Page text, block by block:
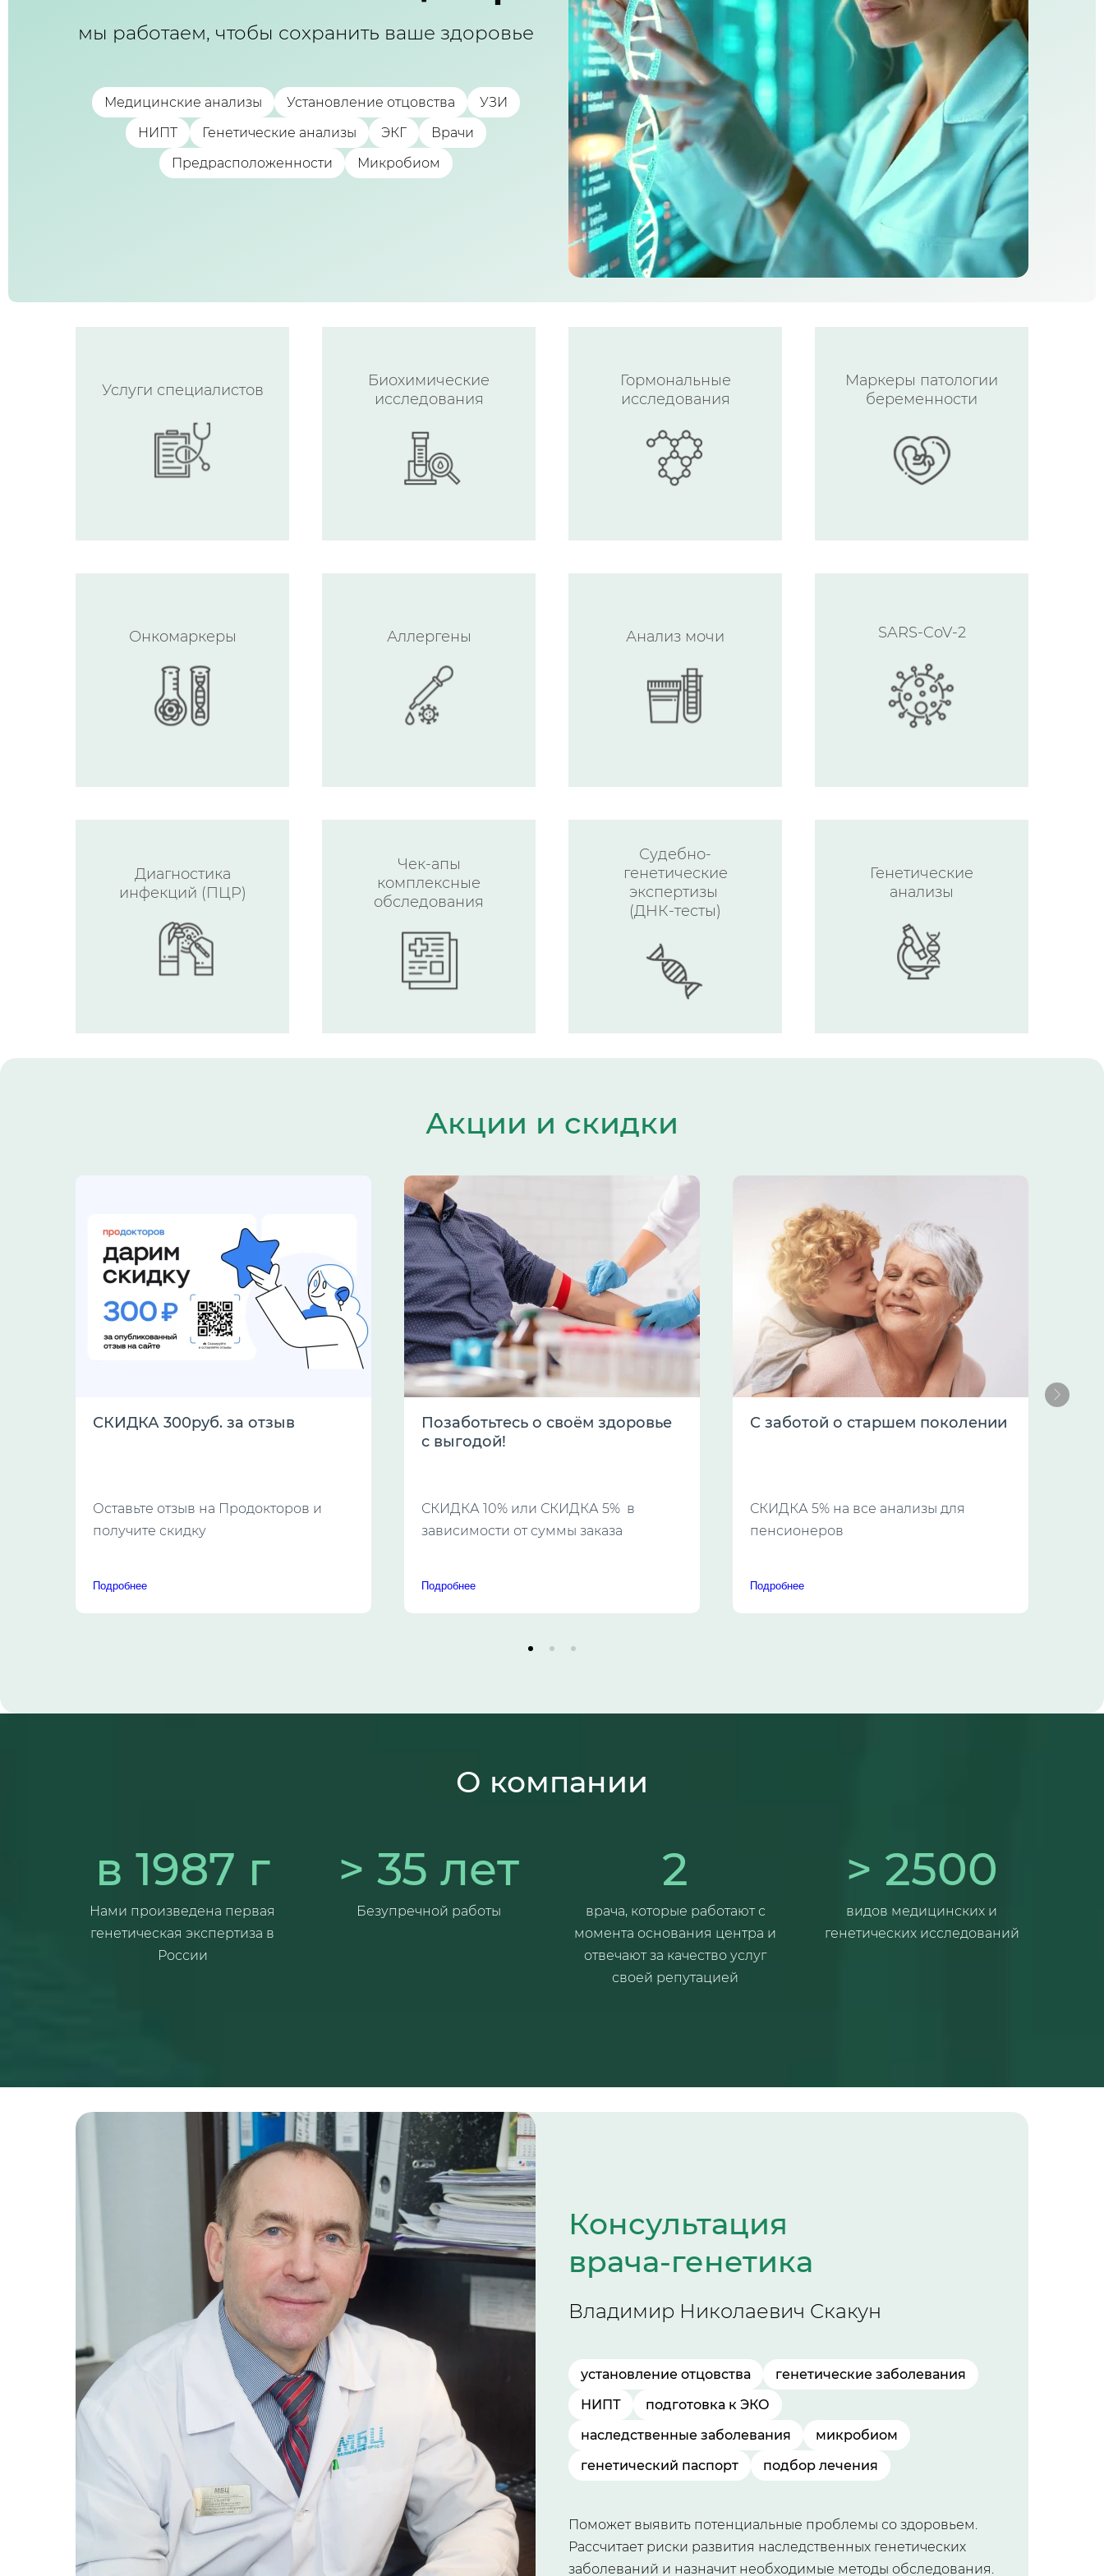
мы работаем, чтобы сохранить ваше здоровье
Медицинские анализы Установление отцовства
УЗИ
НИПТ
Генетические анализы ЭКГ
Врачи
Предрасположенности
Микробиом
Услуги специалистов
Биохимические
исследования
Гормональные
исследования
Маркеры патологии
беременности
Онкомаркеры Аллергены Анализ мочи SARS-CoV-2
Диагностика
инфекций (ПЦР)
Чек-апы
комплексные
обследования
Судебно-
генетические
экспертизы
(ДНК-тесты)
Генетические
анализы
Акции и скидки
СКИДКА 300руб. за отзыв
Оставьте отзыв на Продокторов и
получите скидку
Подробнее
Позаботьтесь о своём здоровье
с выгодой!
СКИДКА 10% или СКИДКА 5% в
зависимости от суммы заказа
Подробнее
С заботой о старшем поколении
СКИДКА 5% на все анализы для
пенсионеров
Подробнее
О компании
в 1987 г
Нами произведена первая
генетическая экспертиза в
России
> 35 лет
Безупречной работы
2
врача, которые работают с
момента основания центра и
отвечают за качество услуг
своей репутацией
> 2500
видов медицинских и
генетических исследований
Консультация
врача-генетика
Владимир Николаевич Скакун
установление отцовства
генетические заболевания
НИПТ
подготовка к ЭКО
наследственные заболевания
микробиом
генетический паспорт
подбор лечения
Поможет выявить потенциальные проблемы со здоровьем.
Рассчитает риски развития наследственных генетических
заболеваний и назначит необходимые методы обследования.